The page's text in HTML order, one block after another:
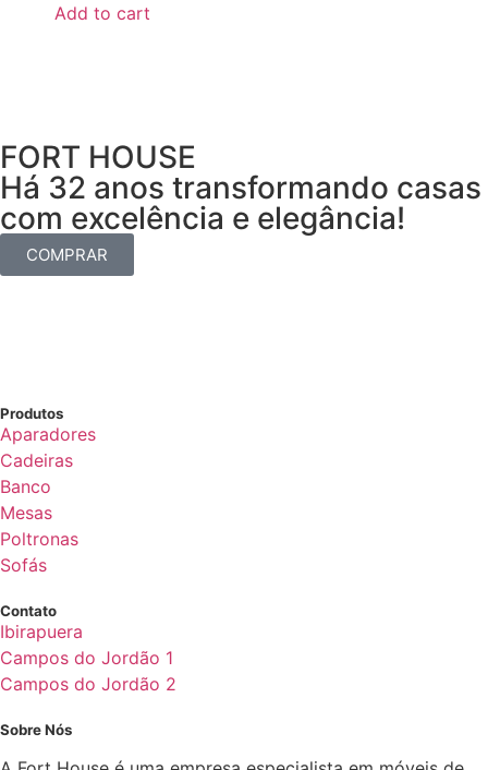
Add to cart
FORT HOUSE
Há 32 anos transformando casas
com excelência e elegância!
COMPRAR
Produtos
Aparadores
Cadeiras
Banco
Mesas
Poltronas
Sofás
Contato
Ibirapuera
Campos do Jordão 1
Campos do Jordão 2
Sobre Nós